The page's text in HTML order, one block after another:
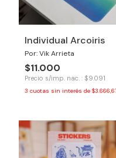
Individual Arcoiris
Por: Vik Arrieta
$11.000
Precio s/imp. nac. : $9.091
3 cuotas sin interés de